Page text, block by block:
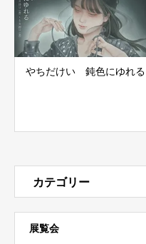
立万葉文化館・奈良県立美
術館コレクションから」
やちだけい 鈍色にゆれる
カテゴリー
展覧会